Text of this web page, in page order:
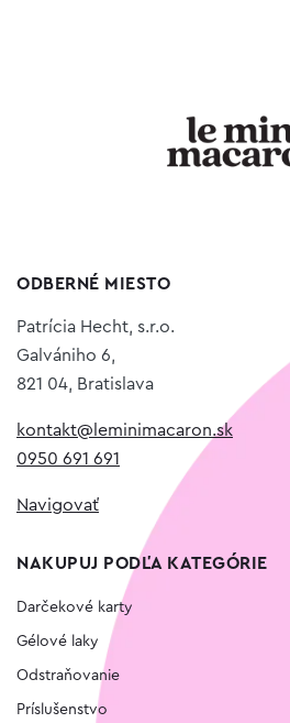
ODBERNÉ MIESTO
Patrícia Hecht, s.r.o.
Galvániho 6,
821 04, Bratislava
kontakt@leminimacaron.sk
0950 691 691
Navigovať
NAKUPUJ PODĽA KATEGÓRIE
Darčekové karty
Gélové laky
Odstraňovanie
Príslušenstvo